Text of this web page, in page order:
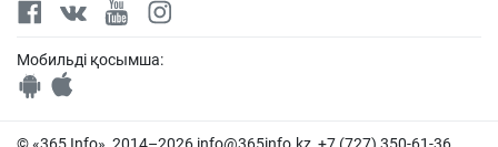
Мобильді қосымша:
© «365 Info», 2014–2026 info@365info.kz , +7 (727) 350-61-36